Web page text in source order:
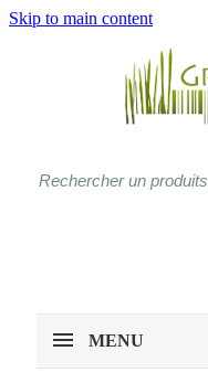
Skip to main content
MENU